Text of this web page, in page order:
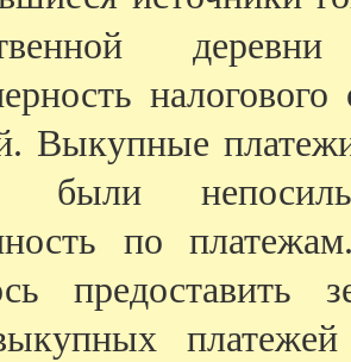
Выкупные
были
по
предоставить